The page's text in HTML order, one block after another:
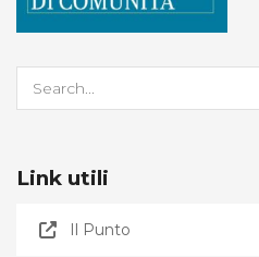
Link utili
Il Punto